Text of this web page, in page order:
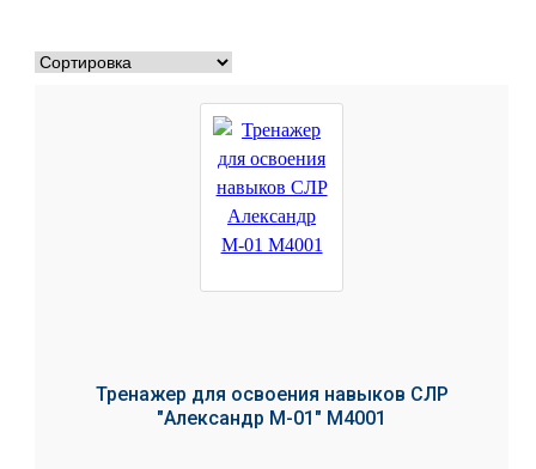
Тренажер для освоения навыков СЛР
"Александр М-01" М4001